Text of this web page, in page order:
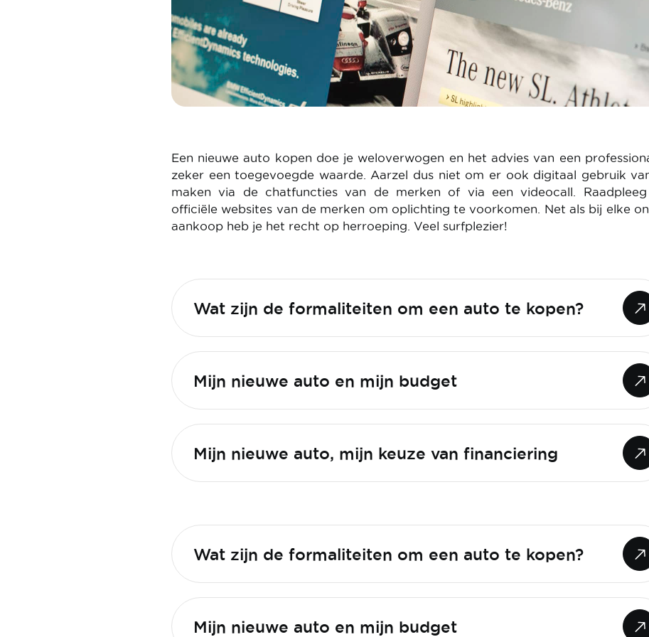
Een nieuwe auto kopen doe je weloverwogen en het advies van een
zeker een toegevoegde waarde. Aarzel dus niet om er ook digitaal gebruik
maken via de chatfuncties van de merken of via een videocall.
officiële websites van de merken om oplichting te voorkomen. Net als bij elke
aankoop heb je het recht op herroeping. Veel surfplezier!
Wat zijn de formaliteiten om een auto te kopen?
Mijn nieuwe auto en mijn budget
Mijn nieuwe auto, mijn keuze van financiering
Wat zijn de formaliteiten om een auto te kopen?
Mijn nieuwe auto en mijn budget